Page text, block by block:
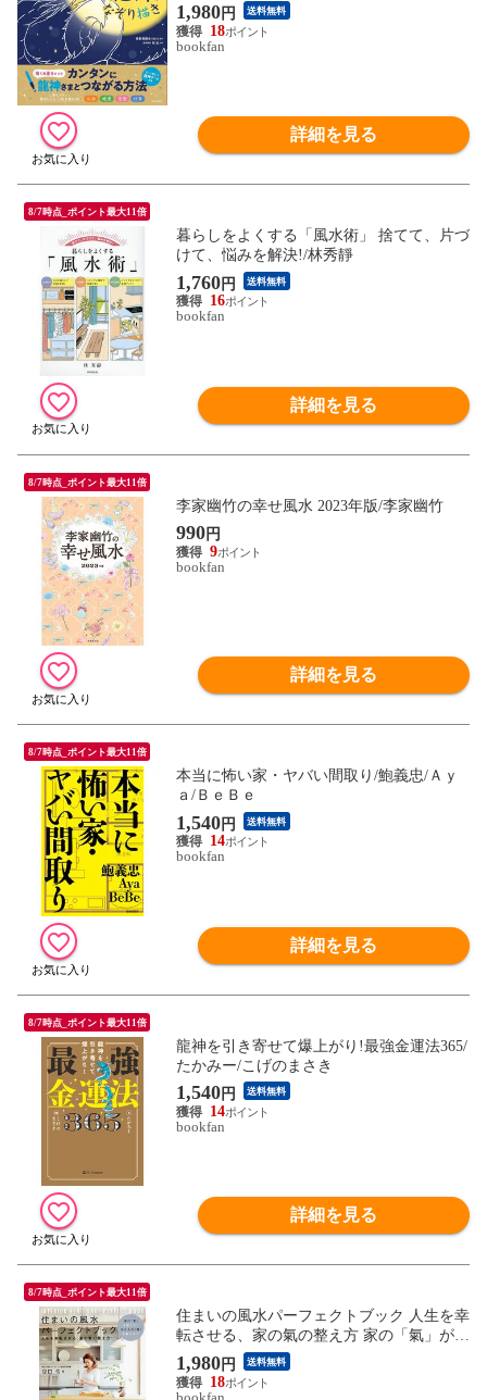
1,980円 送料無料
18
bookfan
詳細を見る
8/7時点_ポイント最大11倍
暮らしをよくする「風水術」 捨てて、片づ
けて、悩みを解決!/林秀靜
1,760円 送料無料
16
bookfan
詳細を見る
8/7時点_ポイント最大11倍
李家幽竹の幸せ風水 2023年版/李家幽竹
990円
9
bookfan
詳細を見る
8/7時点_ポイント最大11倍
本当に怖い家・ヤバい間取り/鮑義忠/Ａｙ
ａ/ＢｅＢｅ
1,540円 送料無料
14
bookfan
詳細を見る
8/7時点_ポイント最大11倍
龍神を引き寄せて爆上がり!最強金運法365/
たかみー/こげのまさき
1,540円 送料無料
14
bookfan
詳細を見る
8/7時点_ポイント最大11倍
住まいの風水パーフェクトブック 人生を幸
転させる、家の氣の整え方 家の「氣」が整
うと、住む人の「運」が動き出す/谷口令
1,980円 送料無料
18